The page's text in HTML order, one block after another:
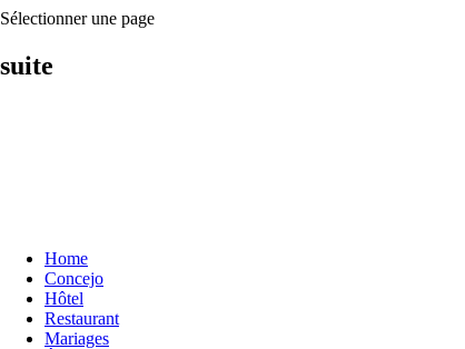
Sélectionner une page
suite
Home
Concejo
Hôtel
Restaurant
Mariages